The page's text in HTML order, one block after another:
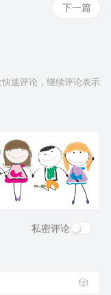
下一篇
速评论，继续评论表示
私密评论
🎲